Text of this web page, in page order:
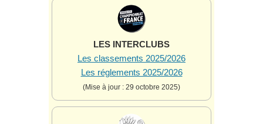
LES INTERCLUBS
Les classements 2025/2026
Les réglements 2025/2026
(Mise à jour : 29 octobre 2025)